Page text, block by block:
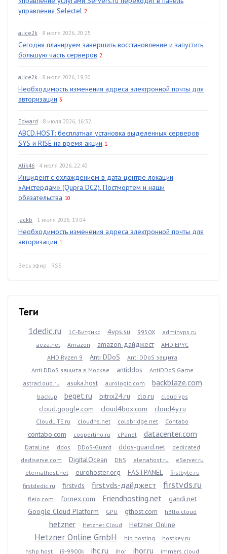
управления Selectel 2
alice2k · 8 июля 2026, 20:25
Сегодня планируем завершить восстановление и запустить
большую часть серверов 2
alice2k · 8 июля 2026, 19:20
Необходимость изменения адреса электронной почты для
авторизации 3
Edward · 8 июля 2026, 16:32
ABCD.HOST: бесплатная установка выделенных серверов
SYS и RISE на время акции 1
Alik46 · 4 июля 2026, 22:40
Инцидент с охлаждением в дата-центре локации
«Амстердам» (Qupra DC2). Постмортем и наши
обязательства 10
jackb · 1 июля 2026, 19:04
Необходимость изменения адреса электронной почты для
авторизации 1
Весь эфир · RSS
Теги
1dedic.ru 1С-Битрикс 4vps.su 9950X
adminvps.ru
aeza.net
Amazon amazon-дайджест
AMD EPYC
AMD Ryzen 9
Anti DDoS
Anti DDoS защита
Anti DDoS защита в Москве
antiddos
AntiDDoS Game
astracloud.ru
asuka.host aurologic.com backblaze.com
backup beget.ru bitrix24.ru clo.ru cloud vps
cloud.google.com cloud4box.com cloud4y.ru
CloudLITE.ru cloudns.net colobridge.net Contabo
contabo.com coopertino.ru cPanel datacenter.com
DataLine ddos DDoS-Guard ddos-guard.net
dedicated
dediserve.com
DigitalOcean DNS elenahost.ru
eServer.ru
eternalhost.net
eurohoster.org FASTPANEL
firstbyte.ru
firstdedic.ru
firstvds firstvds-дайджест firstvds.ru
fleio.com fornex.com Friendhosting.net
gandi.net
Google Cloud Platform
GPU gthost.com h3llo.cloud
hetzner Hetzner Cloud Hetzner Online
Hetzner Online GmbH hip.hosting
hostkey.ru
hshp.host
i9-9900k ihc.ru ihor ihor.ru immers.cloud